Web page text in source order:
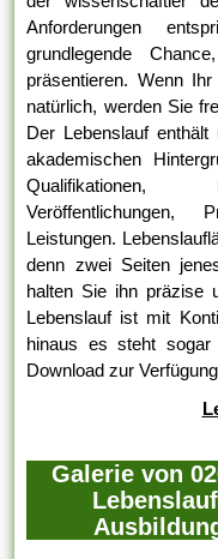
Anforderungen
grundlegende
präsentieren. Wenn
natürlich, werden Sie
Der Lebenslauf
akademischen
Qualifikationen,
Veröffentlichungen,
Leistungen.
denn zwei Seiten
halten Sie ihn präzise
Lebenslauf ist mit
hinaus es steht sogar
Download zur
Galerie von